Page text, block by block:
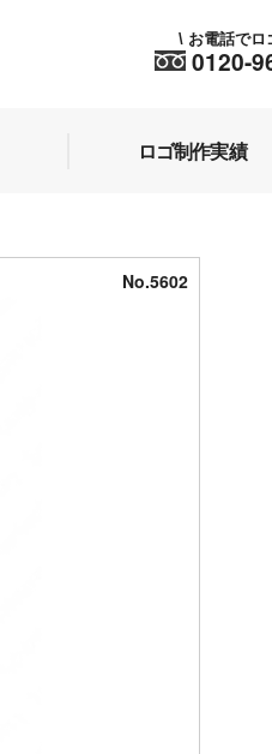
0120-
\ お電話でロ
ロゴ制作実績
No.5602